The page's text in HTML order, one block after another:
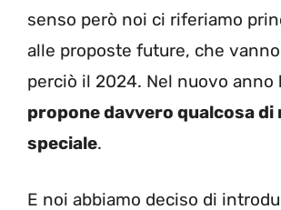
senso però noi ci riferiamo
alle proposte future, che
perciò il 2024. Nel nuovo anno
propone davvero qualcosa di
speciale.
E noi abbiamo deciso di